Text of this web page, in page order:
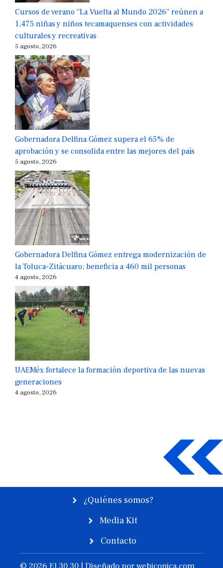
Cursos de verano “La Vuelta al Mundo 2026” reúnen a
1,475 niñas y niños tecamaquenses con actividades
culturales y recreativas
5 agosto, 2026
Gobernadora Delfina Gómez supera el 65% de
aprobación y se consolida entre las mejores del país
5 agosto, 2026
Gobernadora Delfina Gómez entrega modernización de
la Toluca-Zitácuaro; beneficia a 460 mil personas
4 agosto, 2026
UAEMéx fortalece la formación deportiva de las nuevas
generaciones
4 agosto, 2026
¿Quiénes somos?
Media Kit
Contacto